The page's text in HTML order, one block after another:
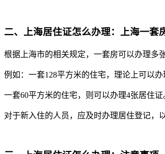
二、上海居住证怎么办理：上海一套
根据上海市的相关规定，一套房可以办理多
例如：一套128平方米的住宅，理论上可以办
一套60平方米的住宅，则可以办理4张居住证
对于新入住的人员，应及时办理居住登记，